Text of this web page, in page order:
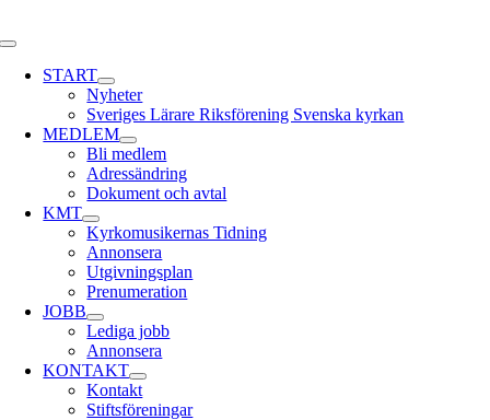
to
Toggle
NavigationSTART
Nyheter
Sveriges Lärare Riksförening Svenska kyrkan
MEDLEM
Bli medlem
Adressändring
Dokument och avtal
KMT
Kyrkomusikernas Tidning
Annonsera
Utgivningsplan
Prenumeration
JOBB
Lediga jobb
Annonsera
KONTAKT
Kontakt
Stiftsföreningar